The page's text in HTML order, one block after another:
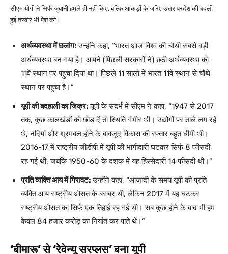
सीएम योगी ने सिर्फ जुबानी हमले ही नहीं किए, बल्कि आंकड़ों के जरिए उत्तर प्रदेश की बदली
हुई तस्वीर भी पेश की।
अर्थव्यवस्था में छलांग:उन्होंने कहा, “भारत आज विश्व की चौथी सबसे बड़ी
अर्थव्यवस्था बन गया है। आपने (पिछली सरकारों ने) छठी अर्थव्यवस्था को
11वें स्थान पर पहुंचा दिया था। पिछले 11 सालों में भारत 11वें स्थान से चौथे
स्थान पर पहुंचा है।”
यूपी की बदहाली का जिक्र:यूपी के संदर्भ में सीएम ने कहा, “1947 से 2017
तक, कुछ कालखंडों को छोड़ दें तो स्थिति गंभीर थी। उद्योगों पर ताले लग रहे
थे, नदियां और श्रमबल होने के बावजूद विकास की रफ्तार बहुत धीमी थी।
2016-17 में राष्ट्रीय जीडीपी में यूपी की भागीदारी घटकर सिर्फ 8 फीसदी
रह गई थी, जबकि 1950-60 के दशक में यह हिस्सेदारी 14 फीसदी थी।”
प्रति व्यक्ति आय में गिरावट:उन्होंने कहा, “आजादी के समय यूपी की प्रति
व्यक्ति आय राष्ट्रीय औसत के बराबर थी, लेकिन 2017 में यह घटकर
राष्ट्रीय औसत का सिर्फ एक तिहाई रह गई थी। सब कुछ होने के बाद भी हम
केवल 84 हजार करोड़ का निर्यात कर पाते थे।”
‘बीमारू’ से ‘रेवेन्यू सरप्लस’ बना यूपी